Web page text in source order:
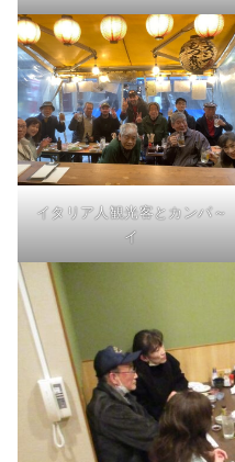
イタリア人観光客とカンパ～
イ